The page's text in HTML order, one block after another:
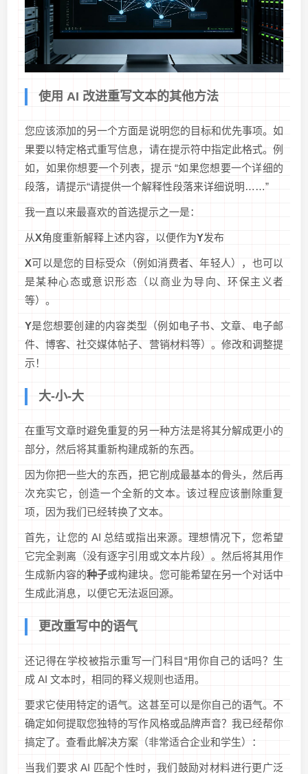
使用 AI 改进重写文本的其他方法
您应该添加的另一个方面是说明您的目标和优先事项。如
果要以特定格式重写信息，请在提示符中指定此格式。例
如，如果你想要一个列表，提示 “如果您想要一个详细的
段落，请提示“请提供一个解释性段落来详细说明……”
我一直以来最喜欢的首选提示之一是：
从X角度重新解释上述内容，以便作为Y发布
X可以是您的目标受众（例如消费者、年轻人），也可以
是某种心态或意识形态（以商业为导向、环保主义者
等）。
Y是您想要创建的内容类型（例如电子书、文章、电子邮
件、博客、社交媒体帖子、营销材料等）。修改和调整提
示！
大-小-大
在重写文章时避免重复的另一种方法是将其分解成更小的
部分，然后将其重新构建成新的东西。
因为你把一些大的东西，把它削成最基本的骨头，然后再
次充实它，创造一个全新的文本。该过程应该删除重复
项，因为我们已经转换了文本。
首先，让您的 AI 总结或指出来源。理想情况下，您希望
它完全剥离（没有逐字引用或文本片段）。然后将其用作
生成新内容的种子或构建块。您可能希望在另一个对话中
生成此消息，以便它无法返回源。
更改重写中的语气
还记得在学校被指示重写一门科目“用你自己的话吗？生
成 AI 文本时，相同的释义规则也适用。
要求它使用特定的语气。这甚至可以是你自己的语气。不
确定如何提取您独特的写作风格或品牌声音？我已经帮你
搞定了。查看此解决方案（非常适合企业和学生）：
当我们要求 AI 匹配个性时，我们鼓励对材料进行更广泛